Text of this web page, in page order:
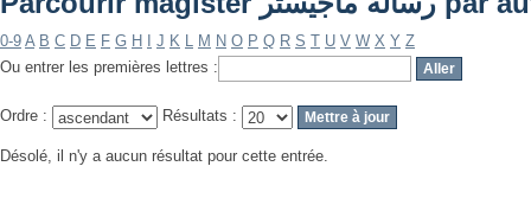
0-9 A B C D E F G H J K L M N O P Q R S T U V W X Y Z
Ou entrer les premières lettres :
Ordre : Résultats :
Désolé, il n'y a aucun résultat pour cette entrée.